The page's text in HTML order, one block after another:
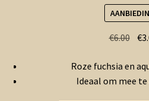
€6.00
was:
€
Roze fuchsia en
Ideaal om mee